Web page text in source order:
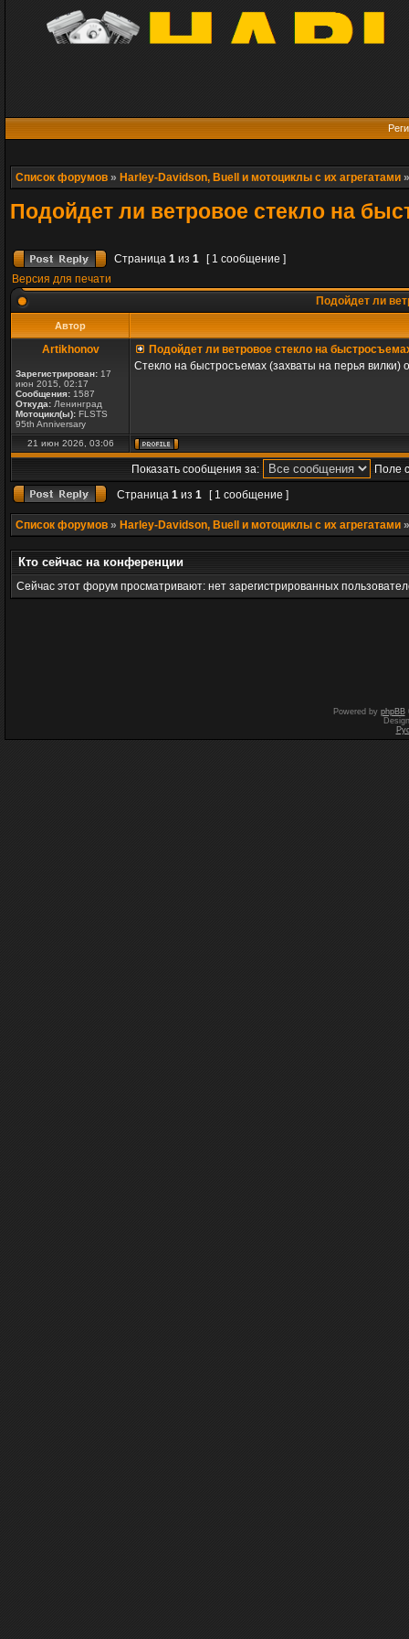
Список форумов » Harley-Davidson, Buell и мотоциклы с их агрегатами
Подойдет ли ветровое стекло на
Страница 1 из 1
[ 1 сообщение ]
Версия для печати
Подойдет ли
Автор
Artikhonov
Зарегистрирован: 17
июн 2015, 02:17
Сообщения: 1587
Откуда: Ленинград
Мотоцикл(ы): FLSTS
95th Anniversary
Подойдет ли ветровое стекло на
Стекло на быстросъемах (захваты на перья вилки)
21 июн 2026, 03:06
Показать сообщения за:
Поле
Страница 1 из 1 [ 1 сообщение ]
Список форумов » Harley-Davidson, Buell и мотоциклы с их агрегатами
Кто сейчас на конференции
Сейчас этот форум просматривают: нет зарегистрированных
Powered by phpBB